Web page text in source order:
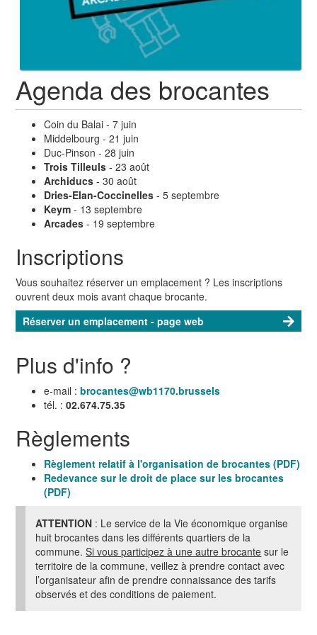
Agenda des brocantes
Coin du Balai - 7 juin
Middelbourg - 21 juin
Duc-Pinson - 28 juin
Trois Tilleuls - 23 août
Archiducs - 30 août
Dries-Elan-Coccinelles - 5 septembre
Keym - 13 septembre
Arcades - 19 septembre
Inscriptions
Vous souhaitez réserver un emplacement ? Les inscriptions
ouvrent deux mois avant chaque brocante.
Réserver un emplacement - page web
Plus d'info ?
e-mail :brocantes@wb1170.brussels
tél. :02.674.75.35
Règlements
Règlement relatif à l'organisation de brocantes (PDF)
Redevance sur le droit de place sur les brocantes
(PDF)
ATTENTION : Le service de la Vie économique organise
huit brocantes dans les différents quartiers de la
commune.Si vous participez à une autre brocante sur le
territoire de la commune, veillez à prendre contact avec
l’organisateur afin de prendre connaissance des tarifs
observés et des conditions de paiement.